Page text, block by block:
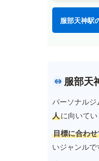
服部天神駅
服部天
パーソナルジ
人に向いてい
目標に合わ
いジャンルで